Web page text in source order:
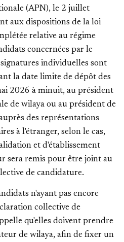
(APN), le 2 juillet
aux dispositions de la loi
relative au régime
concernées par le
individuelles sont
la date limite de dépôt des
2026 à minuit, au président
de wilaya ou au président de
des représentations
à l'étranger, selon le cas,
et d'établissement
sera remis pour être joint au
de candidature.
n'ayant pas encore
collective de
qu'elles doivent prendre
de wilaya, afin de fixer un